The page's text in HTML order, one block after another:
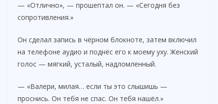
— «Отлично», — прошептал он. — «Сегодня без
сопротивления.»
Он сделал запись в чёрном блокноте, затем включил
на телефоне аудио и поднёс его к моему уху. Женский
голос — мягкий, усталый, надломленный.
— «Валери, милая… если ты это слышишь —
проснись. Он тебя не спас. Он тебя нашёл.»